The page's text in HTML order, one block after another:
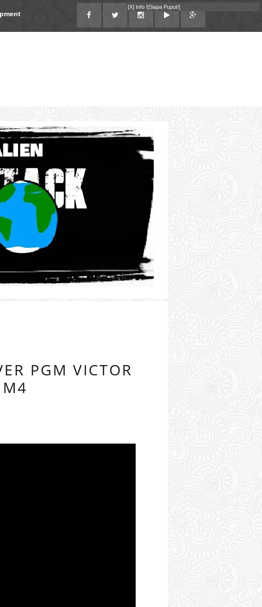
PGM VICTOR
[X] Info ![Siapa Puput!]